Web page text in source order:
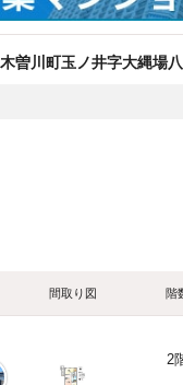
木曽川町玉ノ井字大縄場
間取り図 階
2